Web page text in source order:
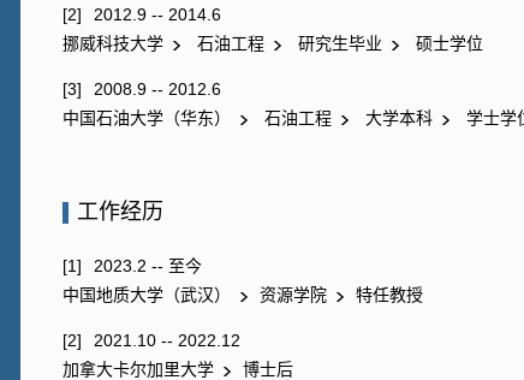
[2]
2012.9 -- 2014.6
挪威科技大学
石油工程 研究生毕业 硕士学位
[3]
2008.9 -- 2012.6
中国石油大学（华东）
石油工程 大学本科 学士学
工作经历
[1]
2023.2 -- 至今
中国地质大学（武汉）
资源学院 特任教授
[2]
2021.10 -- 2022.12
加拿大卡尔加里大学
博士后